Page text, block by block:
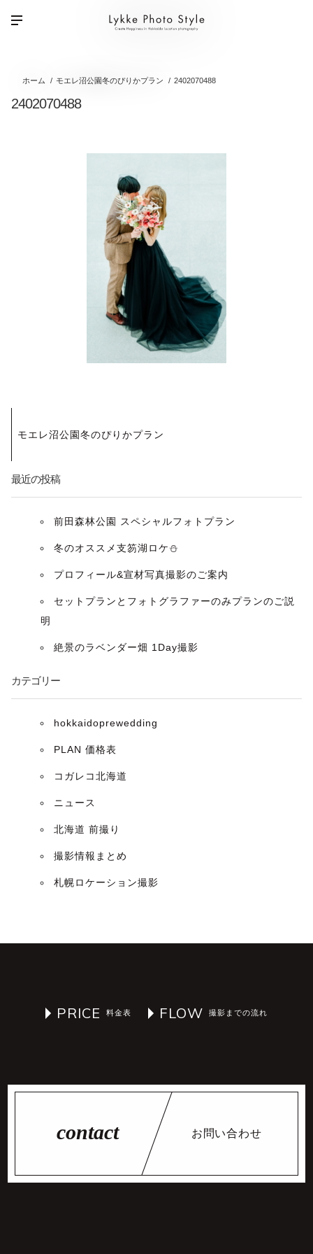
ホーム モエレ沼公園冬のぴりかプラン 2402070488
2402070488
稿
ナ
ン
モエレ沼公園冬のぴりかプラン
最近の投稿
前田森林公園 スペシャルフォトプラン
冬のオススメ支笏湖ロケ⛄️
プロフィール&宣材写真撮影のご案内
セットプランとフォトグラファーのみプランのご説
明
絶景のラベンダー畑 1Day撮影
カテゴリー
hokkaidoprewedding
PLAN 価格表
コガレコ北海道
ニュース
北海道 前撮り
撮影情報まとめ
札幌ロケーション撮影
PRICE FLOW
お問い合わせ